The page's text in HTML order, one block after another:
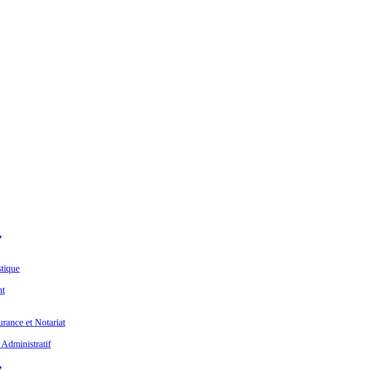
et Notariat
Administratif